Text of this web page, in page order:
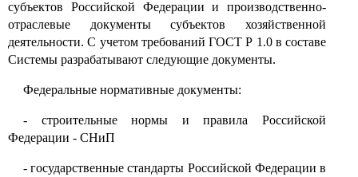
субъектов Российской Федерации и производственно-
отраслевые документы субъектов хозяйственной
деятельности. С учетом требований ГОСТ Р 1.0в составе
Системы разрабатывают следующие документы.
Федеральные нормативные документы:
-строительные нормы и правила Российской
Федерации - СНиП
-государственные стандарты Российской Федерации в